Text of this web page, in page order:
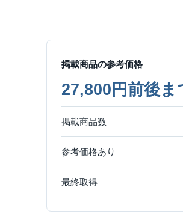
掲載商品の参考価格
27,800円前後ま
掲載商品数
参考価格あり
最終取得